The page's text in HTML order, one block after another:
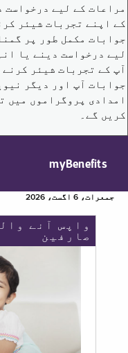
مراعات کے لیے درخواست
کے اپنے تجربات شیئر
جوابات مکمل طور پر
لیے درخواست دینے یا
آپ کے تجربات شیئر
جوابات آپ اور دیگر
امدادی پروگراموں میں
کریں گے۔
myBenefits
جمعرات، 6 اگست، 2026
واپس آنے
صارفین